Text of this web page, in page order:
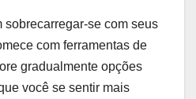
sobrecarregar-se com seus
com ferramentas de
gradualmente opções
você se sentir mais